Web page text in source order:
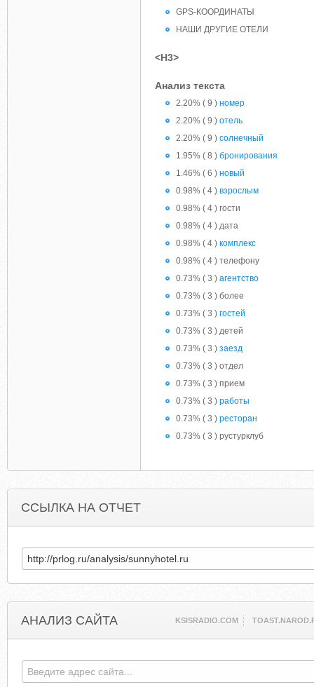
GPS-КООРДИНАТЫ
НАШИ ДРУГИЕ ОТЕЛИ
<H3>
Анализ текста
2.20% ( 9 ) номер
2.20% ( 9 ) отель
2.20% ( 9 ) солнечный
1.95% ( 8 ) бронирования
1.46% ( 6 ) новый
0.98% ( 4 ) взрослым
0.98% ( 4 ) гости
0.98% ( 4 ) дата
0.98% ( 4 ) комплекс
0.98% ( 4 ) телефону
0.73% ( 3 ) агентство
0.73% ( 3 ) более
0.73% ( 3 ) гостей
0.73% ( 3 ) детей
0.73% ( 3 ) заезд
0.73% ( 3 ) отдел
0.73% ( 3 ) прием
0.73% ( 3 ) работы
0.73% ( 3 ) ресторан
0.73% ( 3 ) рустурклуб
ССЫЛКА НА ОТЧЕТ
АНАЛИЗ САЙТА KSISRADIO.COM